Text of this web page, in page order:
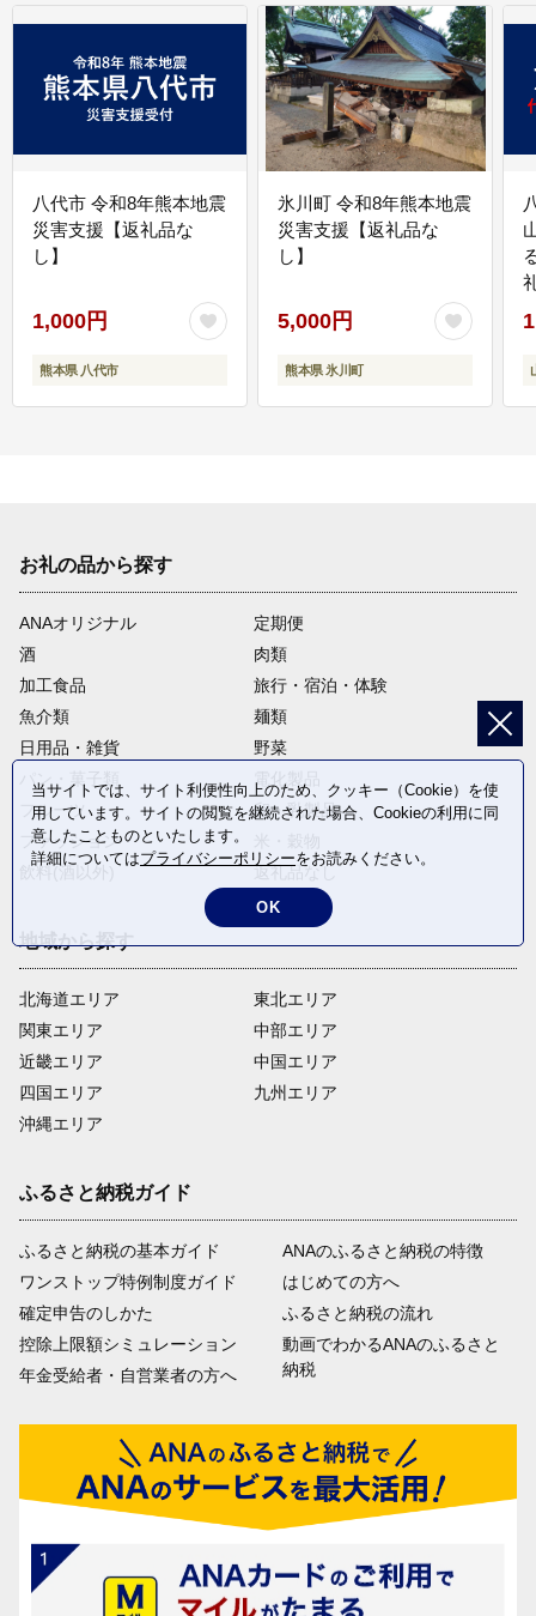
八代市 令和8年熊本地震
災害支援【返礼品な
し】
1,000円
熊本県 八代市
氷川町 令和8年熊本地震
災害支援【返礼品な
し】
5,000円
熊本県 氷川町
お礼の品から探す
ANAオリジナル
定期便
酒
肉類
加工食品
旅行・宿泊・体験
魚介類
麺類
日用品・雑貨
野菜
パン・菓子類
電化製品
フルーツ
卵・乳製品
ファッション
飲料(酒以外)
返礼品なし
地域から探す
北海道エリア
関東エリア
近畿エリア
四国エリア
沖縄エリア
東北エリア
中部エリア
中国エリア
九州エリア
ふるさと納税ガイド
ふるさと納税の基本ガイド
ワンストップ特例制度ガイド
確定申告のしかた
控除上限額シミュレーション
年金受給者・自営業者の方へ
ANAのふるさと納税の特徴
はじめての方へ
ふるさと納税の流れ
動画でわかるANAのふるさと
納税
当サイトでは、サイト利便性向上のため、クッキー（Cookie）を使
用しています。サイトの閲覧を継続された場合、Cookieの利用に同
意したことものといたします。
詳細についてはプライバシーポリシーをお読みください。
OK